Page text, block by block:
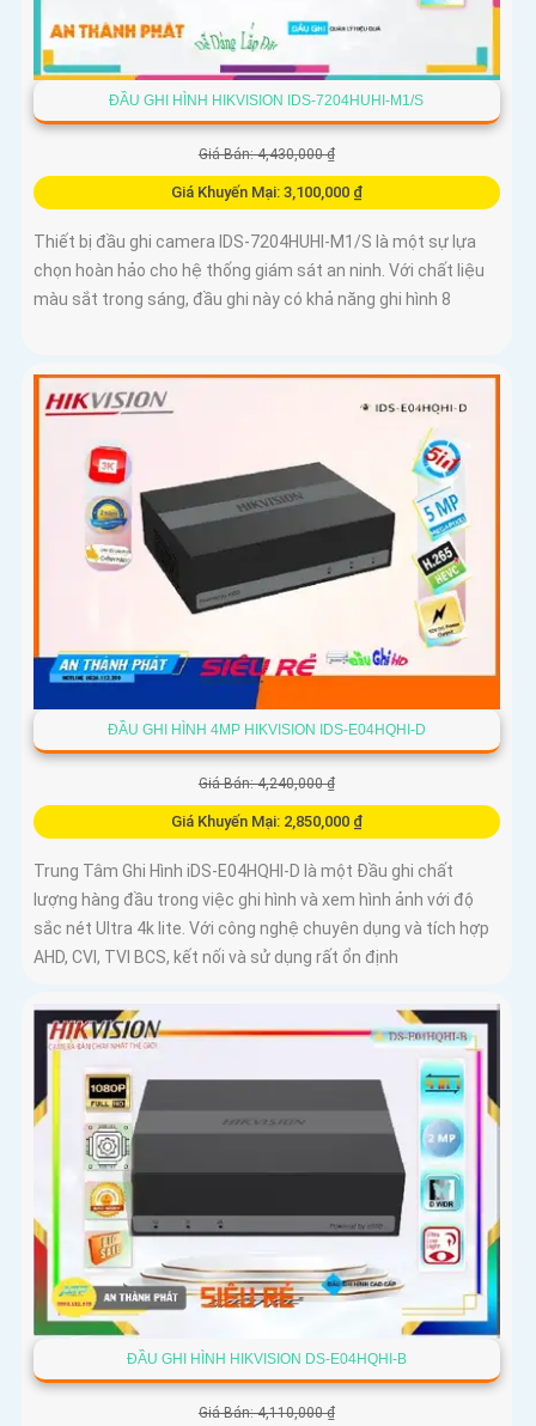
ĐẦU GHI HÌNH HIKVISION IDS-7204HUHI-M1/S
Giá Bán: 4,430,000 ₫
Giá Khuyến Mại: 3,100,000 ₫
Thiết bị đầu ghi camera IDS-7204HUHI-M1/S là một sự lựa
chọn hoàn hảo cho hệ thống giám sát an ninh. Với chất liệu
màu sắt trong sáng, đầu ghi này có khả năng ghi hình 8
ĐẦU GHI HÌNH 4MP HIKVISION IDS-E04HQHI-D
Giá Bán: 4,240,000 ₫
Giá Khuyến Mại: 2,850,000 ₫
Trung Tâm Ghi Hình iDS-E04HQHI-D là một Đầu ghi chất
lượng hàng đầu trong việc ghi hình và xem hình ảnh với độ
sắc nét Ultra 4k lite. Với công nghệ chuyên dụng và tích hợp
AHD, CVI, TVI BCS, kết nối và sử dụng rất ổn định
ĐẦU GHI HÌNH HIKVISION DS-E04HQHI-B
Giá Bán: 4,110,000 ₫